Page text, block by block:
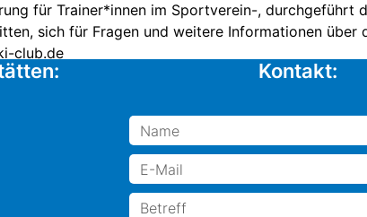
für Trainer*innen im Sportverein-, durchgeführt
sich für Fragen und weitere Informationen über
club.de
Kontakt: